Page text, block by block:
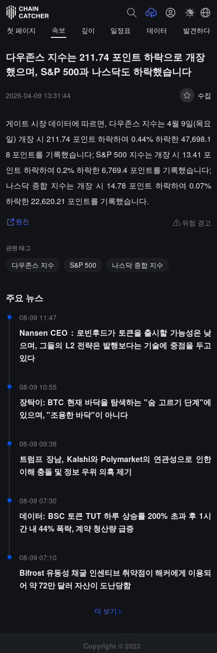
첫 페이지 속보 깊이 일정표 데이터 발견하다
다우존스 지수는 211.74 포인트 하락으로 개장
했으며, S&P 500과 나스닥도 하락했습니다
2026-04-09 13:31:44 수집
게이트 시장 데이터에 따르면, 다우존스 지수는 4월 9일(목요
일) 개장 시 211.74 포인트 하락하여 0.44% 하락한 47,698.1
8 포인트를 기록했습니다; S&P 500 지수는 개장 시 13.41 포
인트 하락하여 0.2% 하락한 6,769.4 포인트를 기록했습니다;
나스닥 종합 지수는 개장 시 14.78 포인트 하락하여 0.07%
하락한 22,620.21 포인트를 기록했습니다.
원천 위험 경고
관련 태그
다우존스 지수 S&P 500 나스닥 종합 지수
주요 뉴스
08-09 11:47
Nansen CEO：로빈후드가 토큰을 출시할 가능성은 낮
으며, 그들의 L2 전략은 발행보다는 기술에 중점을 두고
있다
08-09 10:55
장탁이: BTC 현재 바닥을 탐색하는 "숨 고르기 단계"에
있으며, "조용한 바닥"이 아니다
08-09 09:38
트럼프 장남, Kalshi와 Polymarket의 연관성으로 인한
이해 충돌 및 정보 우위 의혹 제기
08-09 07:30
데이터: BSC 토큰 TUT 하루 상승률 200% 초과 후 1시
간 내 44% 폭락, 계약 청산량 급증
08-09 07:10
Bifrost 유동성 채굴 인센티브 취약점이 해커에게 이용되
어 약 72만 달러 자산이 도난당함
더 보기
Copyright © 2023